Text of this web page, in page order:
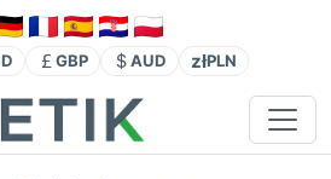
GBP AUD złPLN